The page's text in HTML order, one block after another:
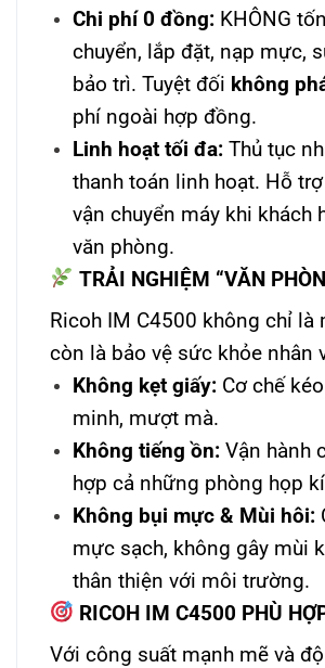
Chi phí 0 đồng:KHÔNG
chuyển, lắp đặt, nạp mực,
bảo trì. Tuyệt đối không
phí ngoài hợp đồng.
Linh hoạt tối đa:Thủ tục
thanh toán linh hoạt. Hỗ trợ
vận chuyển máy khi khách
văn phòng.
TRẢI NGHIỆM “VĂN
Ricoh IM C4500 không chỉ là
còn là bảo vệ sức khỏe nhân
Không kẹt giấy:Cơ chế
minh, mượt mà.
Không tiếng ồn:Vận hành
hợp cả những phòng họp
Không bụi mực & Mùi hôi:
mực sạch, không gây mùi
thân thiện với môi trường.
RICOH IM C4500 PHÙ
Với công suất mạnh mẽ và